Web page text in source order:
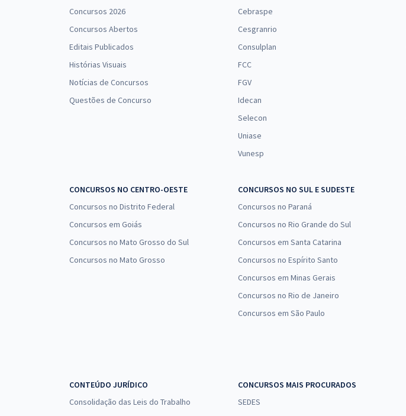
Concursos 2026
Concursos Abertos
Editais Publicados
Histórias Visuais
Notícias de Concursos
Questões de Concurso
Cebraspe
Cesgranrio
Consulplan
FCC
FGV
Idecan
Selecon
Uniase
Vunesp
CONCURSOS NO CENTRO-OESTE
Concursos no Distrito Federal
Concursos em Goiás
Concursos no Mato Grosso do Sul
Concursos no Mato Grosso
CONCURSOS NO SUL E SUDESTE
Concursos no Paraná
Concursos no Rio Grande do Sul
Concursos em Santa Catarina
Concursos no Espírito Santo
Concursos em Minas Gerais
Concursos no Rio de Janeiro
Concursos em São Paulo
CONTEÚDO JURÍDICO
Consolidação das Leis do Trabalho
CONCURSOS MAIS PROCURADOS
SEDES